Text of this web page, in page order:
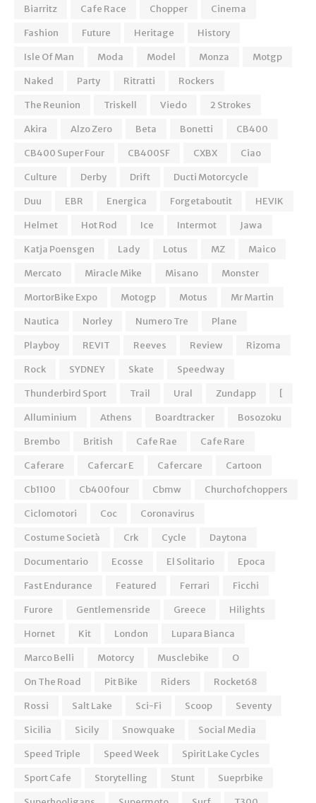
Biarritz
Cafe Race Chopper
Cinema
Fashion
Future Heritage
History
Isle Of Man
Moda Model Monza
Motgp
Naked
Party Ritratti
Rockers
The Reunion
Triskell Viedo
2 Strokes
Akira
Alzo Zero Beta Bonetti
CB400
CB400 Super Four
CB400SF CXBX
Ciao
Culture
Derby Drift
Ducti Motorcycle
Duu
EBR Energica Forgetaboutit
HEVIK
Helmet
Hot Rod Ice Intermot
Jawa
Katja Poensgen
Lady Lotus MZ
Maico
Mercato
Miracle Mike Misano
Monster
MortorBike Expo
Motogp Motus
Mr Martin
Nautica
Norley Numero Tre
Plane
Playboy
REVIT Reeves Review
Rizoma
Rock
SYDNEY Skate
Speedway
Thunderbird Sport
Trail Ural Zundapp
[
Alluminium
Athens Boardtracker
Bosozoku
Brembo
British Cafe Rae
Cafe Rare
Caferare
Cafercar E Cafercare
Cartoon
Cb1100
Cb400four Cbmw
Churchofchoppers
Ciclomotori
Coc
Coronavirus
Costume Società
Crk Cycle
Daytona
Documentario
Ecosse El Solitario
Epoca
Fast Endurance
Featured Ferrari
Ficchi
Furore
Gentlemensride Greece
Hilights
Hornet
Kit London
Lupara Bianca
Marco Belli
Motorcy Musclebike
O
On The Road
Pit Bike Riders
Rocket68
Rossi
Salt Lake Sci-Fi Scoop
Seventy
Sicilia
Sicily Snowquake
Social Media
Speed Triple
Speed Week
Spirit Lake Cycles
Sport Cafe
Storytelling Stunt
Sueprbike